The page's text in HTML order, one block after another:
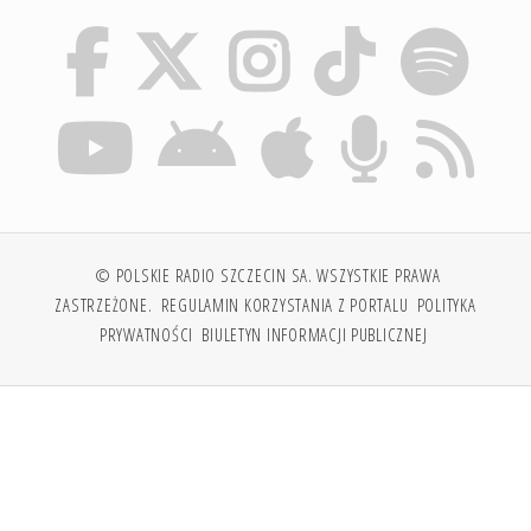
© POLSKIE RADIO SZCZECIN SA. WSZYSTKIE PRAWA
ZASTRZEŻONE. REGULAMIN KORZYSTANIA Z PORTALU POLITYKA
PRYWATNOŚCI BIULETYN INFORMACJI PUBLICZNEJ